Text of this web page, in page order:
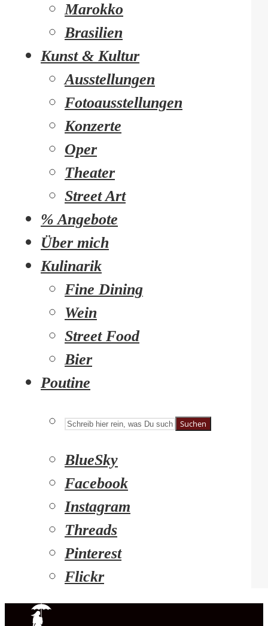
Marokko
Brasilien
Kunst & Kultur
Ausstellungen
Fotoausstellungen
Konzerte
Oper
Theater
Street Art
% Angebote
Über mich
Kulinarik
Fine Dining
Wein
Street Food
Bier
Poutine
Suchen
BlueSky
Facebook
Instagram
Threads
Pinterest
Flickr